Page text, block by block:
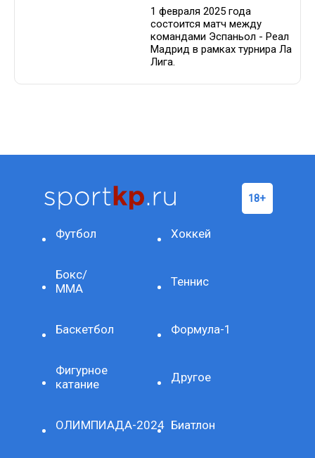
1 февраля 2025 года
состоится матч между
командами Эспаньол - Реал
Мадрид в рамках турнира Ла
Лига.
Футбол Хоккей
Бокс/
ММА
Теннис
Баскетбол Формула-1
Фигурное
катание
Другое
ОЛИМПИАДА-2024 Биатлон